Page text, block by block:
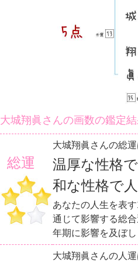
大城翔眞さんの画数の鑑定
総運
大城翔眞さんの総
温厚な性格
和な性格で
あなたの人生を表
通じて影響する総
年期に影響を及ぼし
大城翔眞さんの人